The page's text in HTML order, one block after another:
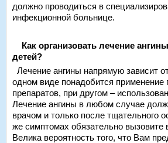
должно проводиться в
инфекционной больнице.
Как организовать лечение
детей?
Лечение ангины напрямую зависит
одном виде понадобится применение
препаратов, при другом –
Лечение ангины в любом случае
врачом и только после тщательного
же симптомах обязательно вызовите
Велика вероятность того, что Вам